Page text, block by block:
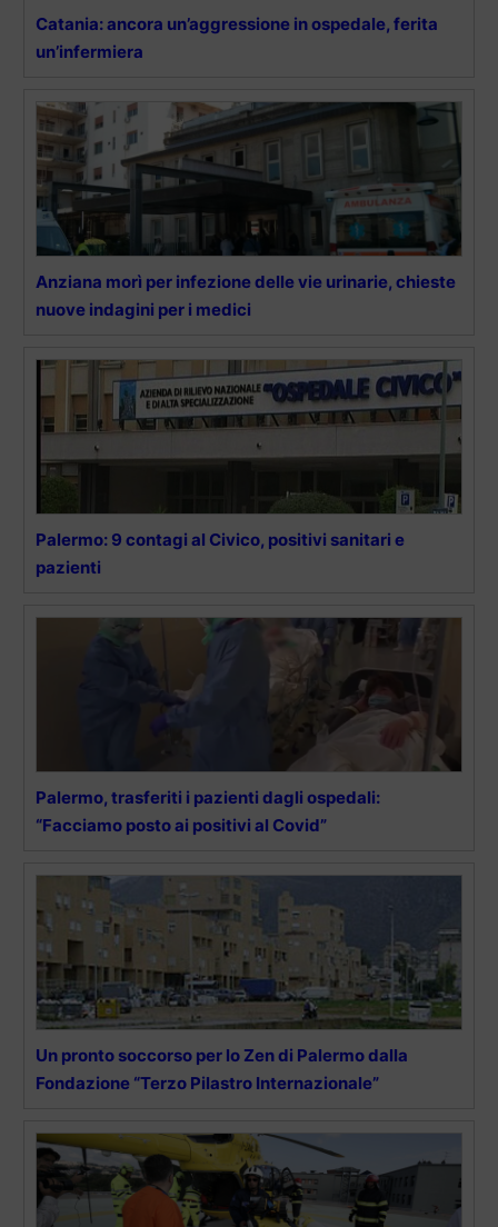
Catania: ancora un’aggressione in ospedale, ferita
un’infermiera
Anziana morì per infezione delle vie urinarie, chieste
nuove indagini per i medici
Palermo: 9 contagi al Civico, positivi sanitari e
pazienti
Palermo, trasferiti i pazienti dagli ospedali:
“Facciamo posto ai positivi al Covid”
Un pronto soccorso per lo Zen di Palermo dalla
Fondazione “Terzo Pilastro Internazionale”